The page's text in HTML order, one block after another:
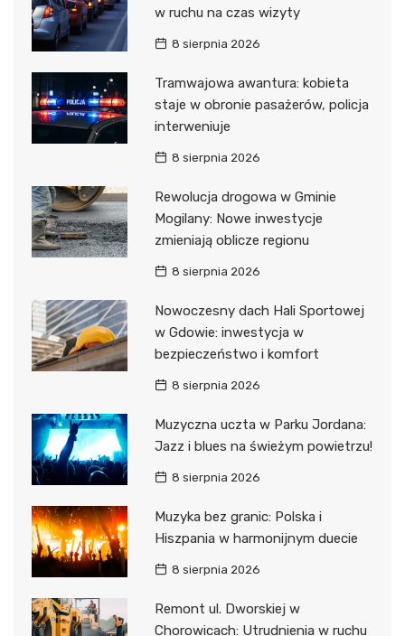
w ruchu na czas wizyty
8 sierpnia 2026
Tramwajowa awantura: kobieta
staje w obronie pasażerów, policja
interweniuje
8 sierpnia 2026
Rewolucja drogowa w Gminie
Mogilany: Nowe inwestycje
zmieniają oblicze regionu
8 sierpnia 2026
Nowoczesny dach Hali Sportowej
w Gdowie: inwestycja w
bezpieczeństwo i komfort
8 sierpnia 2026
Muzyczna uczta w Parku Jordana:
Jazz i blues na świeżym powietrzu!
8 sierpnia 2026
Muzyka bez granic: Polska i
Hiszpania w harmonijnym duecie
8 sierpnia 2026
Remont ul. Dworskiej w
Chorowicach: Utrudnienia w ruchu